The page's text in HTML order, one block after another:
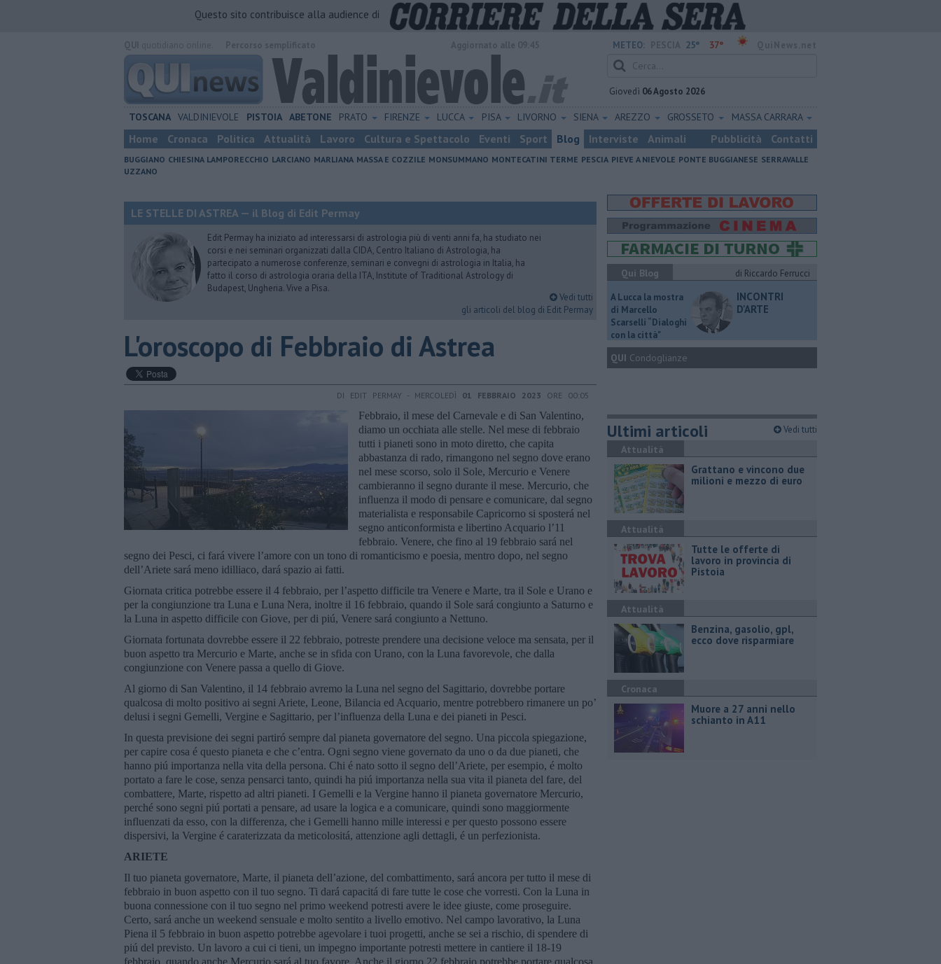
Questo sito contribuisce alla audience di
METEO: 25° 37°
Giovedì 06 Agosto 2026
TOSCANA VALDINIEVOLE PISTOIA ABETONE PRATO FIRENZE LUCCA PISA LIVORNO SIENA AREZZO GROSSETO MASSA CARRARA
Home Cronaca Politica Attualità Lavoro Cultura e Spettacolo Eventi Sport Blog Interviste Animali Pubblicità Contatti
BUGGIANO CHIESINA LAMPORECCHIO LARCIANO MARLIANA MASSA E COZZILE MONSUMMANO MONTECATINI TERME PESCIA PIEVE A NIEVOLE PONTE BUGGIANESE SERRAVALLE
UZZANO
LE STELLE DI ASTREA — il Blog di Edit Permay
Edit Permay ha iniziato ad interessarsi di astrologia più di venti anni fa, ha studiato nei
corsi e nei seminari organizzati dalla CIDA, Centro Italiano di Astrologia, ha
partecipato a numerose conferenze, seminari e convegni di astrologia in Italia, ha
fatto il corso di astrologia oraria della ITA, Institute of Traditional Astrology di
Budapest, Ungheria. Vive a Pisa.
Vedi tutti
gli articoli del blog di Edit Permay
L'oroscopo di Febbraio di Astrea
DI EDIT PERMAY - MERCOLEDÌ 01 FEBBRAIO 2023 ORE 00:05
Febbraio, il mese del Carnevale e di San Valentino,
diamo un occhiata alle stelle. Nel mese di febbraio
tutti i pianeti sono in moto diretto, che capita
abbastanza di rado, rimangono nel segno dove erano
nel mese scorso, solo il Sole, Mercurio e Venere
cambieranno il segno durante il mese. Mercurio, che
influenza il modo di pensare e comunicare, dal segno
materialista e responsabile Capricorno si sposterá nel
segno anticonformista e libertino Acquario l’11
febbraio. Venere, che fino al 19 febbraio sará nel
segno dei Pesci, ci fará vivere l’amore con un tono di romanticismo e poesia, mentro dopo, nel segno
dell’Ariete sará meno idilliaco, dará spazio ai fatti.
Giornata critica potrebbe essere il 4 febbraio, per l’aspetto difficile tra Venere e Marte, tra il Sole e Urano e
per la congiunzione tra Luna e Luna Nera, inoltre il 16 febbraio, quando il Sole sará congiunto a Saturno e
la Luna in aspetto difficile con Giove, per di piú, Venere sará congiunto a Nettuno.
Giornata fortunata dovrebbe essere il 22 febbraio, potreste prendere una decisione veloce ma sensata, per il
buon aspetto tra Mercurio e Marte, anche se in sfida con Urano, con la Luna favorevole, che dalla
congiunzione con Venere passa a quello di Giove.
Al giorno di San Valentino, il 14 febbraio avremo la Luna nel segno del Sagittario, dovrebbe portare
qualcosa di molto positivo ai segni Ariete, Leone, Bilancia ed Acquario, mentre potrebbero rimanere un po’
delusi i segni Gemelli, Vergine e Sagittario, per l’influenza della Luna e dei pianeti in Pesci.
In questa previsione dei segni partiró sempre dal pianeta governatore del segno. Una piccola spiegazione,
per capire cosa é questo pianeta e che c’entra. Ogni segno viene governato da uno o da due pianeti, che
hanno piú importanza nella vita della persona. Chi é nato sotto il segno dell’Ariete, per esempio, é molto
portato a fare le cose, senza pensarci tanto, quindi ha piú importanza nella sua vita il pianeta del fare, del
combattere, Marte, rispetto ad altri pianeti. I Gemelli e la Vergine hanno il pianeta governatore Mercurio,
perché sono segni piú portati a pensare, ad usare la logica e a comunicare, quindi sono maggiormente
influenzati da esso, con la differenza, che i Gemelli hanno mille interessi e per questo possono essere
dispersivi, la Vergine é caraterizzata da meticolositá, attenzione agli dettagli, é un perfezionista.
ARIETE
Il tuo pianeta governatore, Marte, il pianeta dell’azione, del combattimento, sará ancora per tutto il mese di
febbraio in buon aspetto con il tuo segno. Ti dará capacitá di fare tutte le cose che vorresti. Con la Luna in
buona connessione con il tuo segno nel primo weekend potresti avere le idee giuste, come proseguire.
Certo, sará anche un weekend sensuale e molto sentito a livello emotivo. Nel campo lavorativo, la Luna
Piena il 5 febbraio in buon aspetto potrebbe agevolare i tuoi progetti, anche se sei a rischio, di spendere di
piú del previsto. Un lavoro a cui ci tieni, un impegno importante potresti mettere in cantiere il 18-19
febbraio, quando anche Mercurio sará al tuo favore. Anche il giorno 22 febbraio potrebbe portare qualcosa
Qui Blog
di Riccardo Ferrucci
A Lucca la mostra
di Marcello
Scarselli “Dialoghi
con la città"
INCONTRI
D'ARTE
QUI Condoglianze
Ultimi articoli Vedi tutti
Attualità
Grattano e vincono due
milioni e mezzo di euro
Attualità
​Tutte le offerte di
lavoro in provincia di
Pistoia
Attualità
​Benzina, gasolio, gpl,
ecco dove risparmiare
Cronaca
Muore a 27 anni nello
schianto in A11